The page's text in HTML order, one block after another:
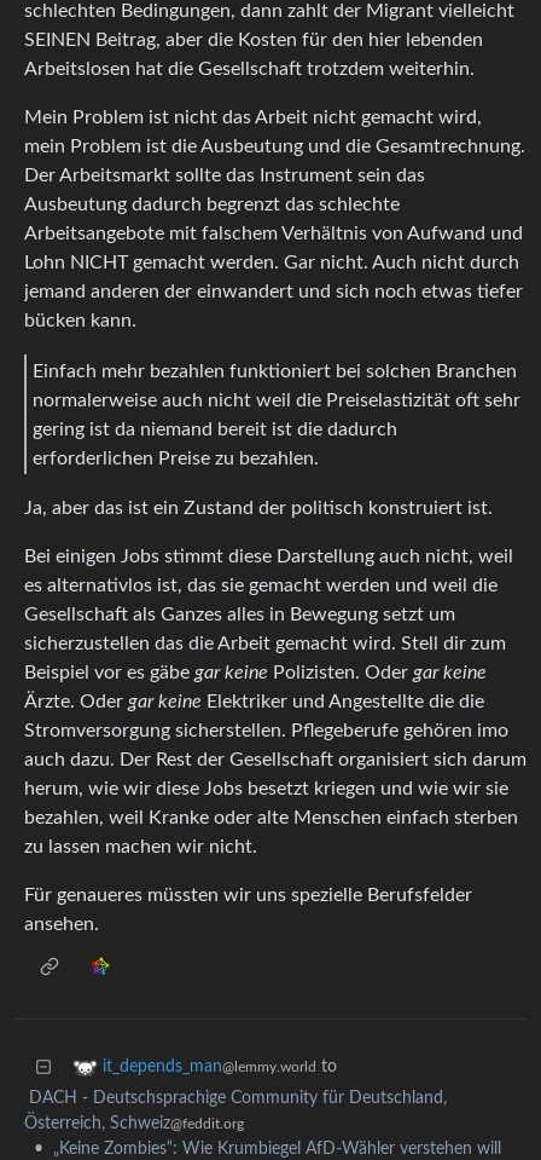
schlechten Bedingungen, dann zahlt der Migrant vielleicht
SEINEN Beitrag, aber die Kosten für den hier lebenden
Arbeitslosen hat die Gesellschaft trotzdem weiterhin.
Mein Problem ist nicht das Arbeit nicht gemacht wird,
mein Problem ist die Ausbeutung und die Gesamtrechnung.
Der Arbeitsmarkt sollte das Instrument sein das
Ausbeutung dadurch begrenzt das schlechte
Arbeitsangebote mit falschem Verhältnis von Aufwand und
Lohn NICHT gemacht werden. Gar nicht. Auch nicht durch
jemand anderen der einwandert und sich noch etwas tiefer
bücken kann.
Einfach mehr bezahlen funktioniert bei solchen Branchen
normalerweise auch nicht weil die Preiselastizität oft sehr
gering ist da niemand bereit ist die dadurch
erforderlichen Preise zu bezahlen.
Ja, aber das ist ein Zustand der politisch konstruiert ist.
Bei einigen Jobs stimmt diese Darstellung auch nicht, weil
es alternativlos ist, das sie gemacht werden und weil die
Gesellschaft als Ganzes alles in Bewegung setzt um
sicherzustellen das die Arbeit gemacht wird. Stell dir zum
Beispiel vor es gäbe gar keine Polizisten. Oder gar keine
Ärzte. Oder gar keine Elektriker und Angestellte die die
Stromversorgung sicherstellen. Pflegeberufe gehören imo
auch dazu. Der Rest der Gesellschaft organisiert sich darum
herum, wie wir diese Jobs besetzt kriegen und wie wir sie
bezahlen, weil Kranke oder alte Menschen einfach sterben
zu lassen machen wir nicht.
Für genaueres müssten wir uns spezielle Berufsfelder
ansehen.
it_depends_man@lemmy.world to
DACH - Deutschsprachige Community für Deutschland,
Österreich, Schweiz@feddit.org
•
„Keine Zombies“: Wie Krumbiegel AfD-Wähler verstehen will